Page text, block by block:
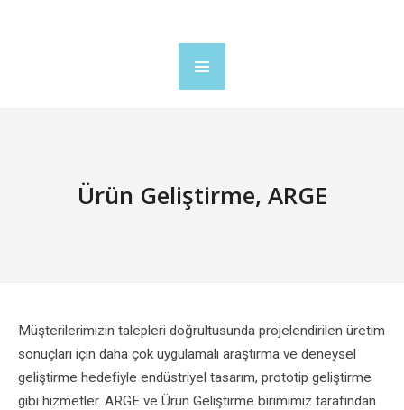
Ürün Geliştirme, ARGE
Müşterilerimizin talepleri doğrultusunda projelendirilen üretim
sonuçları için daha çok uygulamalı araştırma ve deneysel
geliştirme hedefiyle endüstriyel tasarım, prototip geliştirme
gibi hizmetler. ARGE ve Ürün Geliştirme birimimiz tarafından